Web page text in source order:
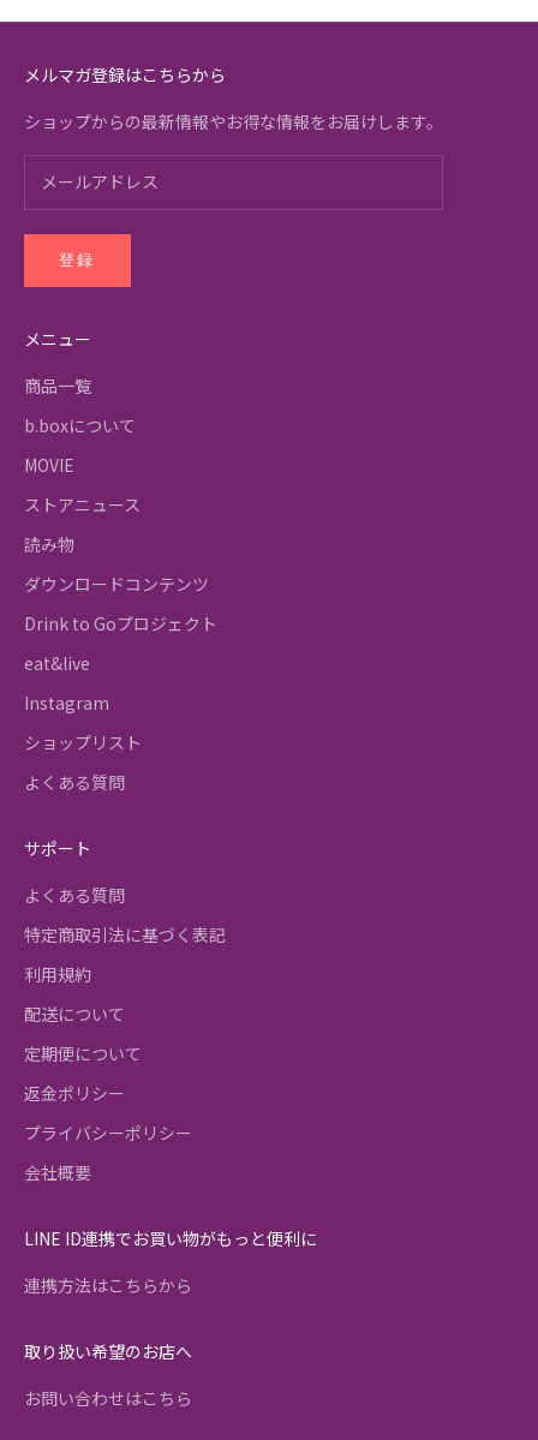
メルマガ登録はこちらから
ショップからの最新情報やお得な情報をお届けします。
登録
メニュー
商品一覧
b.boxについて
MOVIE
ストアニュース
読み物
ダウンロードコンテンツ
Drink to Goプロジェクト
eat&live
Instagram
ショップリスト
よくある質問
サポート
よくある質問
特定商取引法に基づく表記
利用規約
配送について
定期便について
返金ポリシー
プライバシーポリシー
会社概要
LINE ID連携でお買い物がもっと便利に
連携方法はこちらから
取り扱い希望のお店へ
お問い合わせはこちら